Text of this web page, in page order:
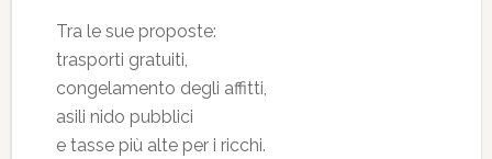
Tra le sue proposte:
trasporti gratuiti,
congelamento degli affitti,
asili nido pubblici
e tasse più alte per i ricchi.